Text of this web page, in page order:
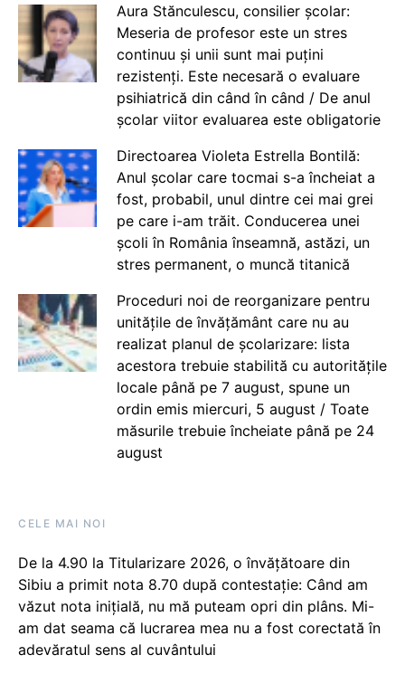
Aura Stănculescu, consilier școlar:
Meseria de profesor este un stres
continuu și unii sunt mai puțini
rezistenți. Este necesară o evaluare
psihiatrică din când în când / De anul
școlar viitor evaluarea este obligatorie
Directoarea Violeta Estrella Bontilă:
Anul școlar care tocmai s-a încheiat a
fost, probabil, unul dintre cei mai grei
pe care i-am trăit. Conducerea unei
școli în România înseamnă, astăzi, un
stres permanent, o muncă titanică
Proceduri noi de reorganizare pentru
unitățile de învățământ care nu au
realizat planul de școlarizare: lista
acestora trebuie stabilită cu autoritățile
locale până pe 7 august, spune un
ordin emis miercuri, 5 august / Toate
măsurile trebuie încheiate până pe 24
august
CELE MAI NOI
De la 4.90 la Titularizare 2026, o învățătoare din
Sibiu a primit nota 8.70 după contestație: Când am
văzut nota inițială, nu mă puteam opri din plâns. Mi-
am dat seama că lucrarea mea nu a fost corectată în
adevăratul sens al cuvântului